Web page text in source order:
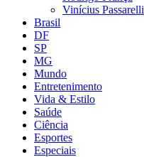
Vinícius Passarelli
Brasil
DF
SP
MG
Mundo
Entretenimento
Vida & Estilo
Saúde
Ciência
Esportes
Especiais